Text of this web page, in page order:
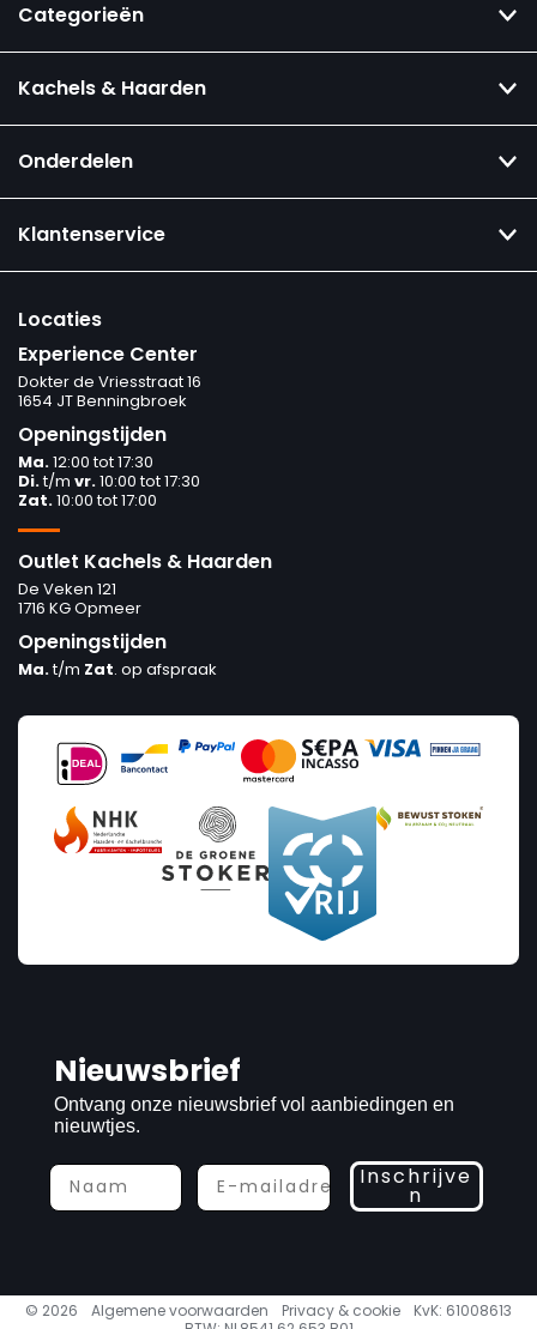
Categorieën
Kachels & Haarden
Onderdelen
Klantenservice
Locaties
Experience Center
Dokter de Vriesstraat 16
1654 JT Benningbroek
Openingstijden
Ma.12:00 tot 17:30
Di.t/m vr.10:00 tot 17:30
Zat.10:00 tot 17:00
Outlet Kachels & Haarden
De Veken 121
1716 KG Opmeer
Openingstijden
Ma.t/m Zat. op afspraak
Nieuwsbrief
Ontvang onze nieuwsbrief vol aanbiedingen en
nieuwtjes.
Inschrijve
n
© 2026 Algemene voorwaarden Privacy & cookie
KvK: 61008613